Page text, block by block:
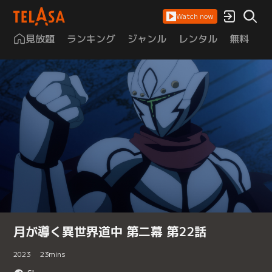
Watch now
見放題 ランキング ジャンル レンタル 無料
月が導く異世界道中 第二幕 第22話
2023 23mins